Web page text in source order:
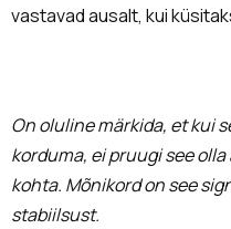
vastavad ausalt, kui
On oluline märkida, et kui
korduma, ei pruugi see
kohta. Mõnikord on see
stabiilsust.